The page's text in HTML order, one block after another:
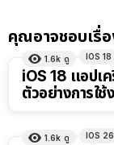
คุณอาจชอบเรื่อ
1.6k ดู IOS 18
iOS 18 แอปเ
ตัวอย่างการใช้
1.6k ดู IOS 26